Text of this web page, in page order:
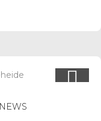
NEWS